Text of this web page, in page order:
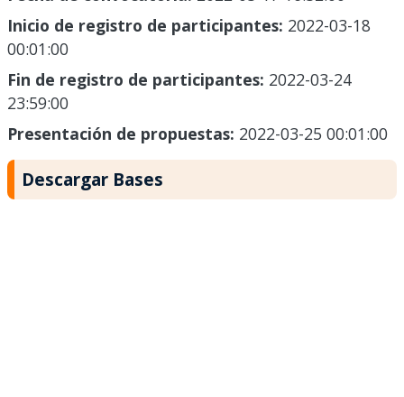
Inicio de registro de participantes: 2022-03-18
00:01:00
Fin de registro de participantes: 2022-03-24
23:59:00
Presentación de propuestas: 2022-03-25 00:01:00
Descargar Bases